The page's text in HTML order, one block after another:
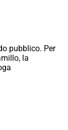
pubblico. Per
la